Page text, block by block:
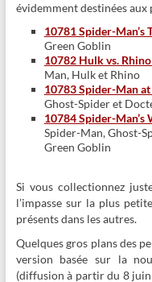
évidemment destinées aux
10781 Spider-Man’s
Green Goblin
10782 Hulk vs.
Man, Hulk et Rhino
10783 Spider-Man at
Ghost-Spider et
10784 Spider-
Spider-Man, Ghost-
Green Goblin
Si vous collectionnez
l’impasse sur la plus
présents dans les autres.
Quelques gros plans des
version basée sur la
(diffusion à partir du 8 juin